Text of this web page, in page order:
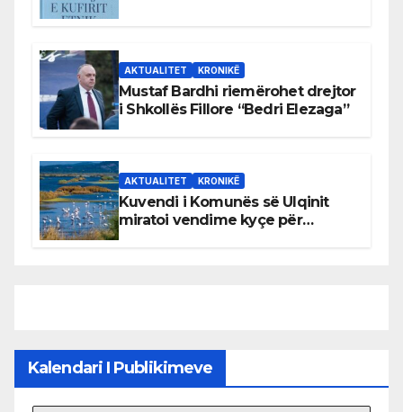
AKTUALITET KRONIKË
Mustaf Bardhi riemërohet drejtor
i Shkollës Fillore “Bedri Elezaga”
AKTUALITET KRONIKË
Kuvendi i Komunës së Ulqinit
miratoi vendime kyçe për
Kalendari I Publikimeve